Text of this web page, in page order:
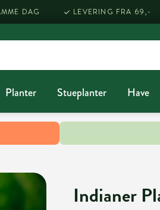
DAG LEVERING FRA 69,-
Planter Stueplanter Have
Indianer